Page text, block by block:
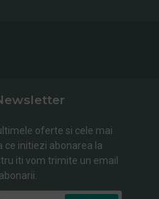
oferte si cele mai
ce initiezi abonarea la
iti vom trimite un email